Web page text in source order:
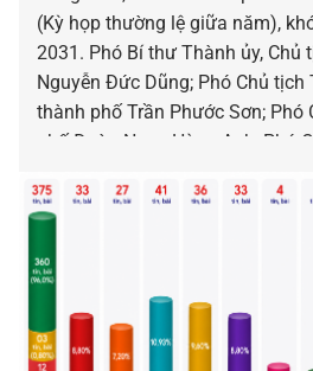
(Kỳ họp thường lệ giữa năm),
2031. Phó Bí thư Thành ủy, Chủ
Nguyễn Đức Dũng; Phó Chủ
thành phố Trần Phước Sơn; Phó
phố Đoàn Ngọc Hùng Anh; Phó